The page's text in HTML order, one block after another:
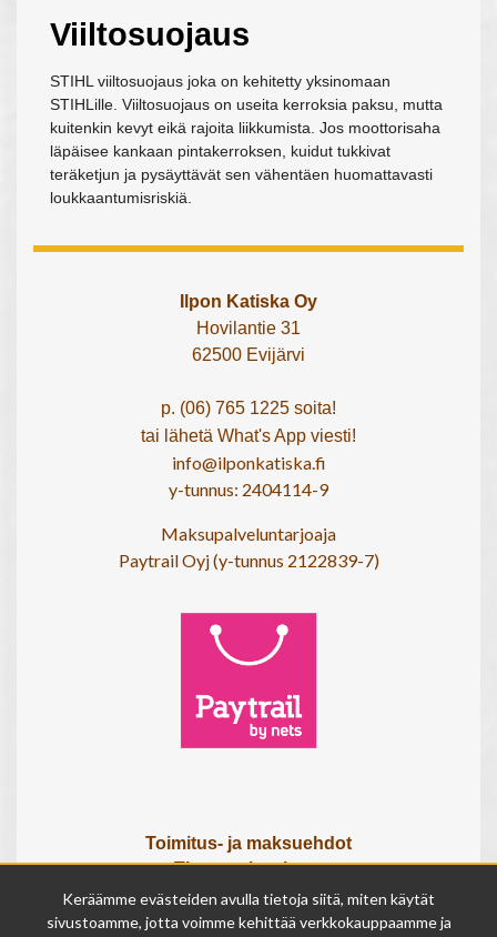
Viiltosuojaus
STIHL viiltosuojaus joka on kehitetty yksinomaan
STIHLille. Viiltosuojaus on useita kerroksia paksu, mutta
kuitenkin kevyt eikä rajoita liikkumista. Jos moottorisaha
läpäisee kankaan pintakerroksen, kuidut tukkivat
teräketjun ja pysäyttävät sen vähentäen huomattavasti
loukkaantumisriskiä.
Ilpon Katiska Oy
Hovilantie 31
62500 Evijärvi
p. (06) 765 1225 soita!
tai lähetä What's App viesti!
info@ilponkatiska.fi
y-tunnus: 2404114-9
Maksupalveluntarjoaja
Paytrail Oyj (y-tunnus 2122839-7)
Toimitus- ja maksuehdot
Tietosuojaseloste
Tietoa meistä
Osta lahjakortti
Keräämme evästeiden avulla tietoja siitä, miten käytät
sivustoamme, jotta voimme kehittää verkkokauppaamme ja